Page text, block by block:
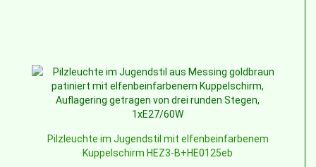
Pilzleuchte im Jugendstil mit elfenbeinfarbenem
Kuppelschirm HEZ3-B+HE0125eb